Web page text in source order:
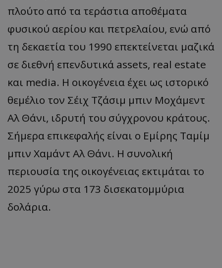
πλούτο από τα τεράστια αποθέματα
φυσικού αερίου και πετρελαίου, ενώ από
τη δεκαετία του 1990 επεκτείνεται μαζικά
σε διεθνή επενδυτικά assets, real estate
και media. Η οικογένεια έχει ως ιστορικό
θεμέλιο τον Σέιχ Τζάσιμ μπιν Μοχάμεντ
Αλ Θάνι, ιδρυτή του σύγχρονου κράτους.
Σήμερα επικεφαλής είναι ο Εμίρης Ταμίμ
μπιν Χαμάντ Αλ Θάνι. Η συνολική
περιουσία της οικογένειας εκτιμάται το
2025 γύρω στα 173 δισεκατομμύρια
δολάρια.